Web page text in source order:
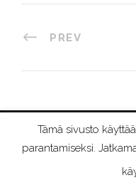
PREV
©
Tämä sivusto
parantamiseksi.